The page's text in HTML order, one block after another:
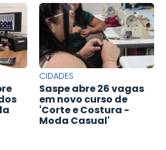
CIDADES
Saspe abre 26 vagas
em novo curso de
'Corte e Costura -
Moda Casual'